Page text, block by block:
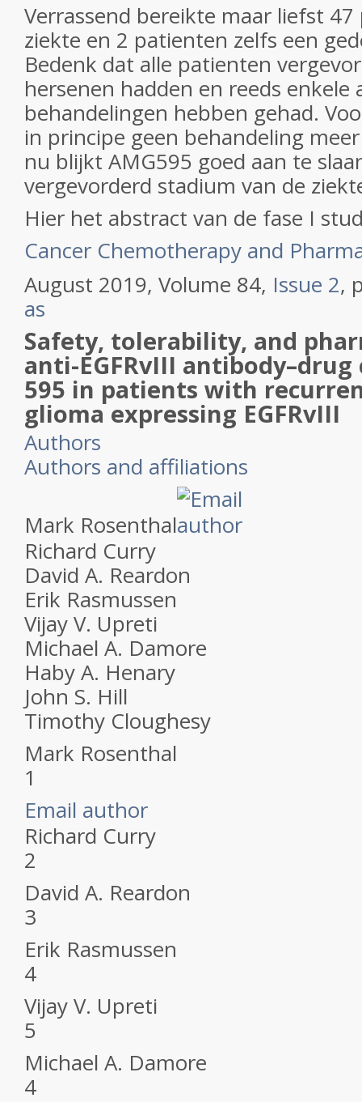
Verrassend bereikte maar liefst
ziekte en 2 patienten zelfs een
Bedenk dat alle patienten
hersenen hadden en reeds enkele
behandelingen hebben gehad.
in principe geen behandeling
nu blijkt AMG595 goed aan te
vergevorderd stadium van de
Hier het abstract van de fase I
Cancer Chemotherapy and
August 2019, Volume 84, Issue 2,
as
Safety, tolerability, and
anti-EGFRvIII
595 in patients with
glioma expressing EGFRvIII
Authors
Authors and affiliations
Mark Rosenthal
Richard Curry
David A. Reardon
Erik Rasmussen
Vijay V. Upreti
Michael A. Damore
Haby A. Henary
John S. Hill
Timothy Cloughesy
Mark Rosenthal
1
Email author
Richard Curry
2
David A. Reardon
3
Erik Rasmussen
4
Vijay V. Upreti
5
Michael A. Damore
4